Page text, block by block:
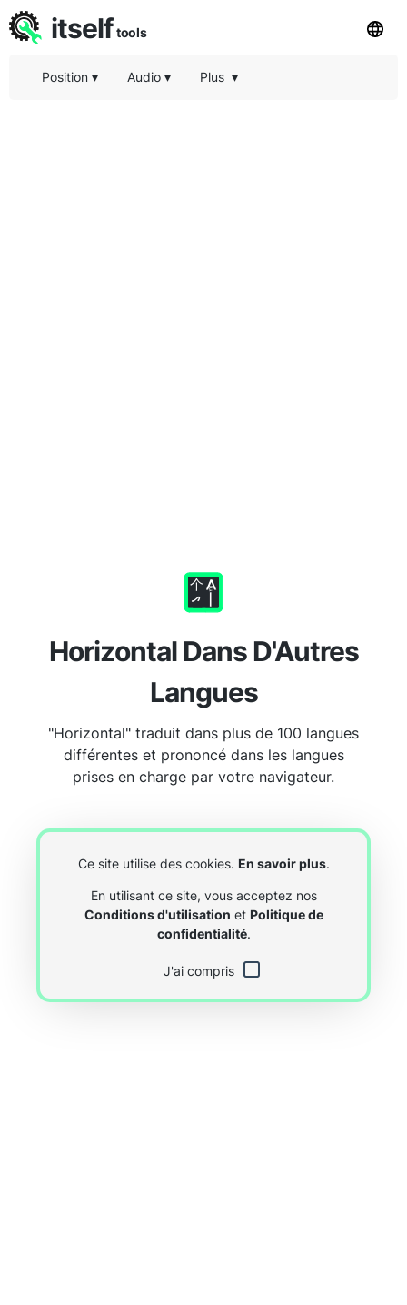
itselftools
Position ▾ Audio ▾ Plus ▾
Horizontal Dans D'Autres
Langues
"Horizontal" traduit dans plus de 100 langues
différentes et prononcé dans les langues
prises en charge par votre navigateur.
Ce site utilise des cookies. En savoir plus.
En utilisant ce site, vous acceptez nos
Conditions d'utilisation et Politique de
confidentialité.
J'ai compris